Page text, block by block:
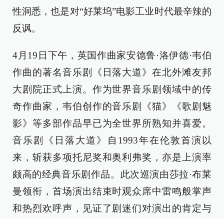
性洞悉，也是对“好莱坞”电影工业时代最辛辣的
反讽。
4月19日下午，英国作曲家安德鲁·洛伊德·韦伯
作曲的著名音乐剧《日落大道》在北外滩友邦
大剧院正式上演。作为世界音乐剧领域中的传
奇作曲家，韦伯创作的音乐剧《猫》《歌剧魅
影》等多部作品早已为全世界所熟知并喜爱。
音乐剧《日落大道》自1993年在伦敦首演以
来，斩获多项托尼奖和奥利弗奖，亦是上演率
颇高的经典音乐剧作品。此次巡演由莎拉·布莱
曼领衔，首场演出结束时观众席中雷鸣般掌声
和热烈欢呼声，见证了剧迷们对演出的肯定与